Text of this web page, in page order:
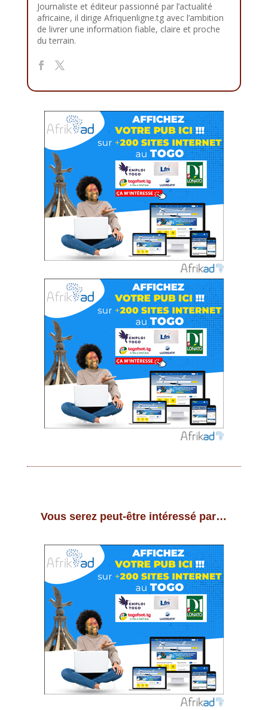
Journaliste et éditeur passionné par l’actualité
africaine, il dirige Afriquenligne.tg avec l’ambition
de livrer une information fiable, claire et proche
du terrain.
Vous serez peut-être intéressé par…